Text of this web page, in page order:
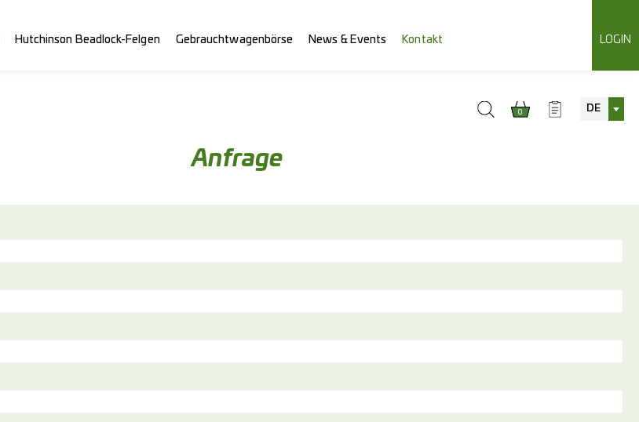
Hutchinson Beadlock-Felgen Gebrauchtwagenbörse News & Events Kontakt LOGIN
0 DE
Anfrage